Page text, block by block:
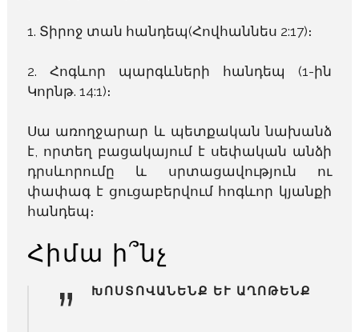
1. Տիրոջ տան հանդեպ(Հովհաննես 2:17)։
2. Հոգևոր պարգևների հանդեպ (1-ին
Կորնթ. 14:1)։
Սա առողջարար և պետքական նախանձ
է, որտեղ բացակայում է սեփական անձի
դրսևորումը և սրտացավություն ու
փափագ է ցուցաբերվում հոգևոր կյանքի
հանդեպ։
Հիմա ի՞նչ
ԽՈՍՏՈՎԱՆԵՆՔ ԵՒ ԱՂՈԹԵՆՔ